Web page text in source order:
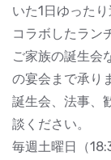
いた1日ゆった
コラボしたラン
ご家族の誕生会
の宴会まで承り
誕生会、法事、
談ください。
毎週土曜日（